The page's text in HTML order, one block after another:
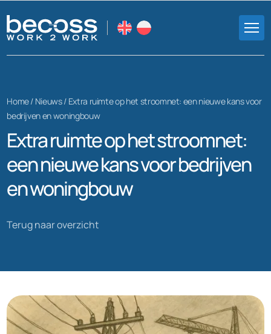
Home / Nieuws/ Extra ruimte op het stroomnet: een nieuwe kans voor
bedrijven en woningbouw
Extra ruimte op het stroomnet:
een nieuwe kans voor bedrijven
en woningbouw
Terug naar overzicht